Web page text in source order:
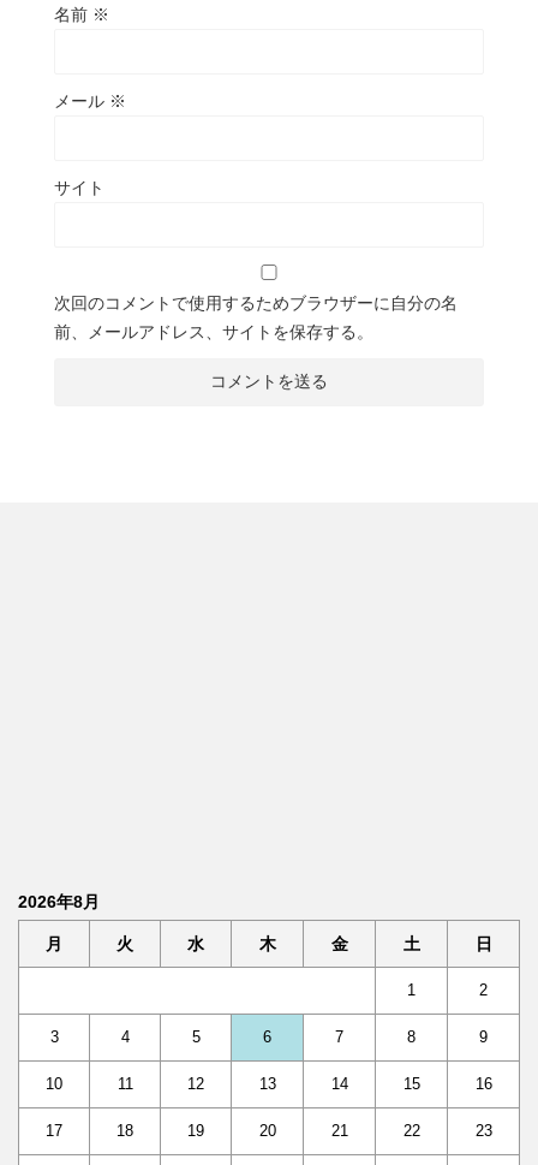
名前 ※
メール ※
サイト
次回のコメントで使用するためブラウザーに自分の名
前、メールアドレス、サイトを保存する。
2026年8月
月 火 水 木 金 土 日
1 2
3 4 5 6 7 8 9
10 11 12 13 14 15 16
17 18 19 20 21 22 23